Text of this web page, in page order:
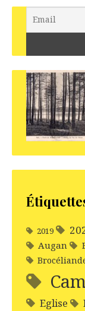
2019
Augan
Eglise